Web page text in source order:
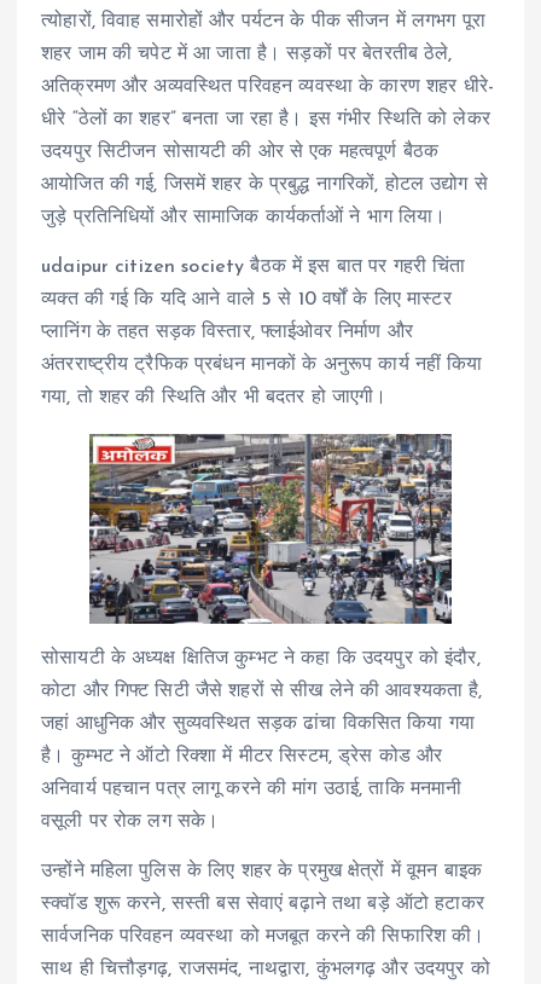
त्योहारों, विवाह समारोहों और पर्यटन के पीक सीजन में लगभग पूरा
शहर जाम की चपेट में आ जाता है। सड़कों पर बेतरतीब ठेले,
अतिक्रमण और अव्यवस्थित परिवहन व्यवस्था के कारण शहर धीरे-
धीरे “ठेलों का शहर” बनता जा रहा है। इस गंभीर स्थिति को लेकर
उदयपुर सिटीजन सोसायटी की ओर से एक महत्वपूर्ण बैठक
आयोजित की गई, जिसमें शहर के प्रबुद्ध नागरिकों, होटल उद्योग से
जुड़े प्रतिनिधियों और सामाजिक कार्यकर्ताओं ने भाग लिया।
udaipur citizen society बैठक में इस बात पर गहरी चिंता
व्यक्त की गई कि यदि आने वाले 5 से 10 वर्षों के लिए मास्टर
प्लानिंग के तहत सड़क विस्तार, फ्लाईओवर निर्माण और
अंतरराष्ट्रीय ट्रैफिक प्रबंधन मानकों के अनुरूप कार्य नहीं किया
गया, तो शहर की स्थिति और भी बदतर हो जाएगी।
सोसायटी के अध्यक्ष क्षितिज कुम्भट ने कहा कि उदयपुर को इंदौर,
कोटा और गिफ्ट सिटी जैसे शहरों से सीख लेने की आवश्यकता है,
जहां आधुनिक और सुव्यवस्थित सड़क ढांचा विकसित किया गया
है। कुम्भट ने ऑटो रिक्शा में मीटर सिस्टम, ड्रेस कोड और
अनिवार्य पहचान पत्र लागू करने की मांग उठाई, ताकि मनमानी
वसूली पर रोक लग सके।
उन्होंने महिला पुलिस के लिए शहर के प्रमुख क्षेत्रों में वूमन बाइक
स्क्वॉड शुरू करने, सस्ती बस सेवाएं बढ़ाने तथा बड़े ऑटो हटाकर
सार्वजनिक परिवहन व्यवस्था को मजबूत करने की सिफारिश की।
साथ ही चित्तौड़गढ़, राजसमंद, नाथद्वारा, कुंभलगढ़ और उदयपुर को